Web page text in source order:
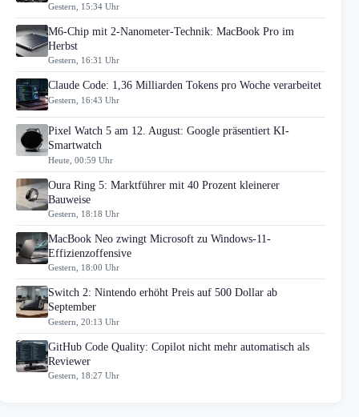
Gestern, 15:34 Uhr
M6-Chip mit 2-Nanometer-Technik: MacBook Pro im
Herbst
Gestern, 16:31 Uhr
Claude Code: 1,36 Milliarden Tokens pro Woche verarbeitet
Gestern, 16:43 Uhr
Pixel Watch 5 am 12. August: Google präsentiert KI-
Smartwatch
Heute, 00:59 Uhr
Oura Ring 5: Marktführer mit 40 Prozent kleinerer
Bauweise
Gestern, 18:18 Uhr
MacBook Neo zwingt Microsoft zu Windows-11-
Effizienzoffensive
Gestern, 18:00 Uhr
Switch 2: Nintendo erhöht Preis auf 500 Dollar ab
September
Gestern, 20:13 Uhr
GitHub Code Quality: Copilot nicht mehr automatisch als
Reviewer
Gestern, 18:27 Uhr